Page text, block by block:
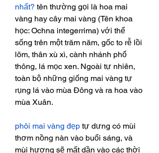
nhất? tên thường gọi là hoa mai
vàng hay cây mai vàng (Tên khoa
học: Ochna integerrima) với thể
sống trên một trăm năm, gốc to rễ lồi
lõm, thân xù xì, cành nhánh phổ
thông, lá mọc xen. Ngoài tự nhiên,
toàn bộ những giống mai vàng tự
rụng lá vào mùa Đông và ra hoa vào
mùa Xuân.
phôi mai vàng đẹp tự dưng có mùi
thơm nồng nàn vào buổi sáng, và
mùi hương sẽ mất dần vào các thời